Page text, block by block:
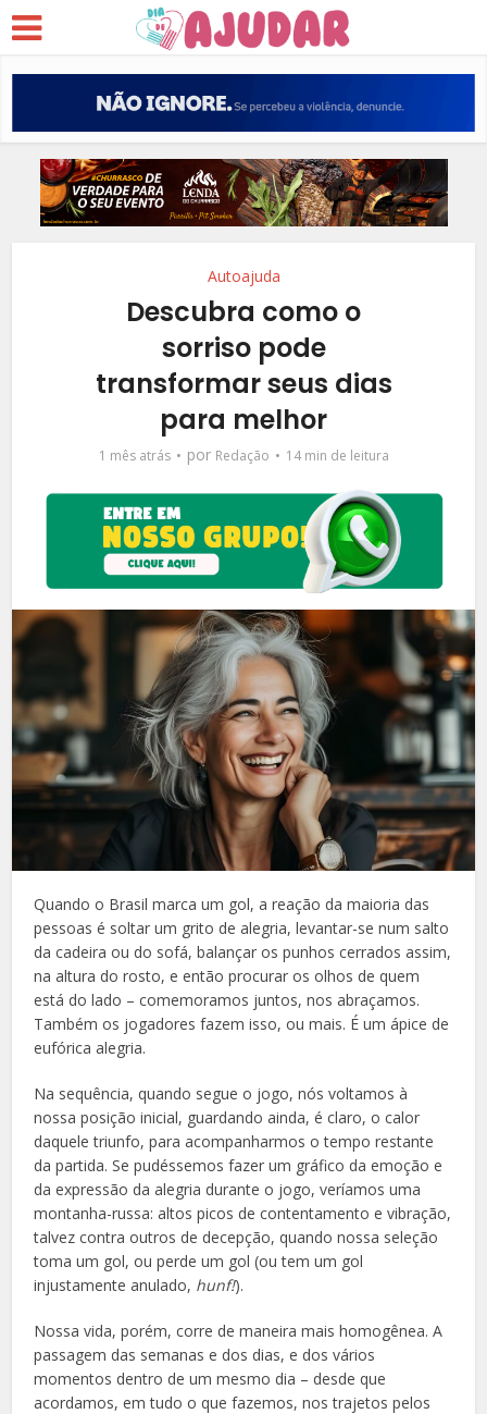
Autoajuda
Descubra como o
sorriso pode
transformar seus dias
para melhor
1 mês atrás por Redação 14 min de leitura
Quando o Brasil marca um gol, a reação da maioria das
pessoas é soltar um grito de alegria, levantar-se num salto
da cadeira ou do sofá, balançar os punhos cerrados assim,
na altura do rosto, e então procurar os olhos de quem
está do lado – comemoramos juntos, nos abraçamos.
Também os jogadores fazem isso, ou mais. É um ápice de
eufórica alegria.
Na sequência, quando segue o jogo, nós voltamos à
nossa posição inicial, guardando ainda, é claro, o calor
daquele triunfo, para acompanharmos o tempo restante
da partida. Se pudéssemos fazer um gráfico da emoção e
da expressão da alegria durante o jogo, veríamos uma
montanha-russa: altos picos de contentamento e vibração,
talvez contra outros de decepção, quando nossa seleção
toma um gol, ou perde um gol (ou tem um gol
injustamente anulado, hunf!).
Nossa vida, porém, corre de maneira mais homogênea. A
passagem das semanas e dos dias, e dos vários
momentos dentro de um mesmo dia – desde que
acordamos, em tudo o que fazemos, nos trajetos pelos